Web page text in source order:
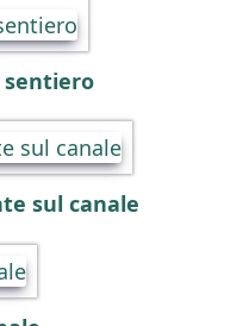
sentiero
sul canale